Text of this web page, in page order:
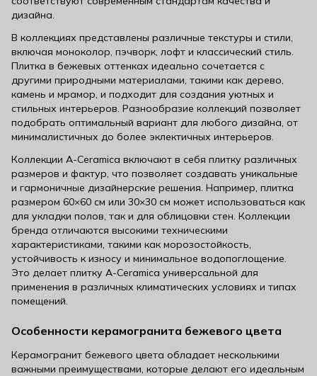
дизайна.
В коллекциях представлены различные текстуры и стили,
включая моноколор, пэчворк, лофт и классический стиль.
Плитка в бежевых оттенках идеально сочетается с
другими природными материалами, такими как дерево,
камень и мрамор, и подходит для создания уютных и
стильных интерьеров. Разнообразие коллекций позволяет
подобрать оптимальный вариант для любого дизайна, от
минималистичных до более эклектичных интерьеров.
Коллекции A-Ceramica включают в себя плитку различных
размеров и фактур, что позволяет создавать уникальные
и гармоничные дизайнерские решения. Например, плитка
размером 60×60 см или 30×30 см может использоваться как
для укладки полов, так и для облицовки стен. Коллекции
бренда отличаются высокими техническими
характеристиками, такими как морозостойкость,
устойчивость к износу и минимальное водопоглощение.
Это делает плитку A-Ceramica универсальной для
применения в различных климатических условиях и типах
помещений.
Особенности керамогранита бежевого цвета
Керамогранит бежевого цвета обладает несколькими
важными преимуществами, которые делают его идеальным